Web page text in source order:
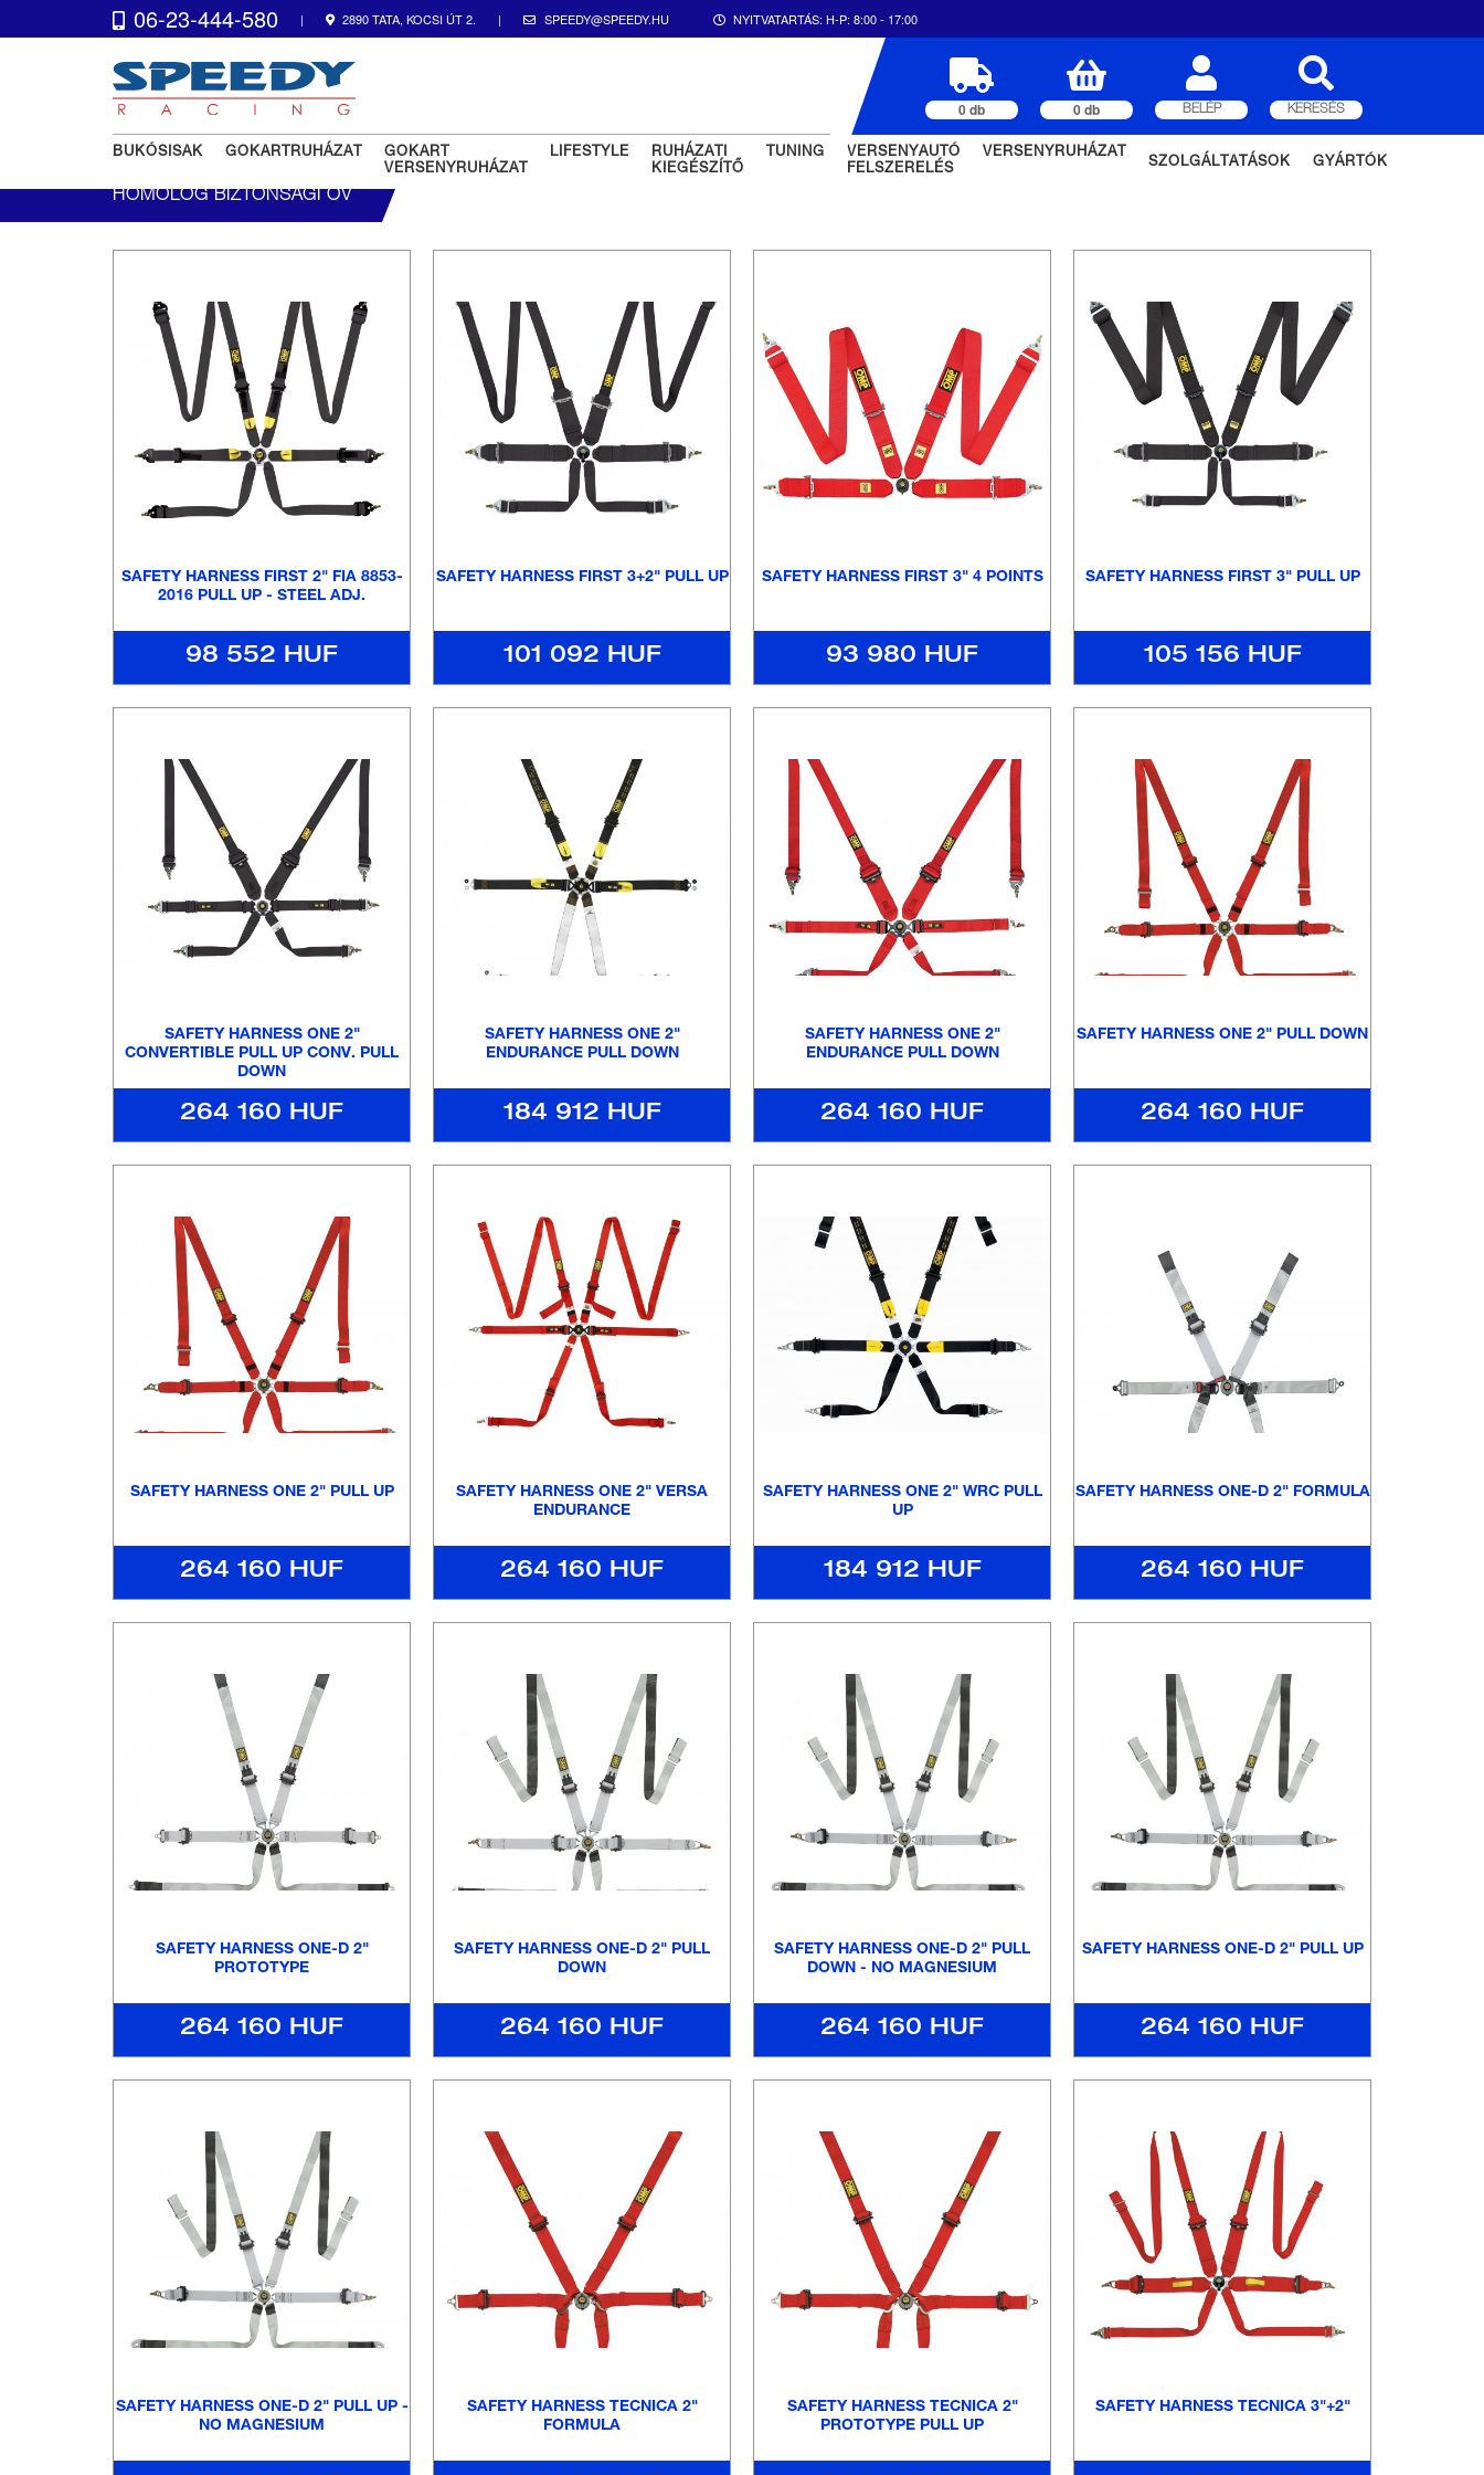
06-23-444-580 | 2890 TATA, KOCSI ÚT 2. | SPEEDY@SPEEDY.HU NYITVATARTÁS: H-P: 8:00 - 17:00
0 db 0 db BELÉP KERESÉS
BUKÓSISAK GOKARTRUHÁZAT
GOKART
VERSENYRUHÁZAT
LIFESTYLE
RUHÁZATI
KIEGÉSZÍTŐ
TUNING
VERSENYAUTÓ
FELSZERELÉS
VERSENYRUHÁZAT
SZOLGÁLTATÁSOK GYÁRTÓK
HOMOLÓG BIZTONSÁGI ÖV
SAFETY HARNESS FIRST 2" FIA 8853-
2016 PULL UP - STEEL ADJ.
98 552 HUF
SAFETY HARNESS FIRST 3+2" PULL UP
101 092 HUF
SAFETY HARNESS FIRST 3" 4 POINTS
93 980 HUF
SAFETY HARNESS FIRST 3" PULL UP
105 156 HUF
SAFETY HARNESS ONE 2"
CONVERTIBLE PULL UP CONV. PULL
DOWN
264 160 HUF
SAFETY HARNESS ONE 2"
ENDURANCE PULL DOWN
184 912 HUF
SAFETY HARNESS ONE 2"
ENDURANCE PULL DOWN
264 160 HUF
SAFETY HARNESS ONE 2" PULL DOWN
264 160 HUF
SAFETY HARNESS ONE 2" PULL UP
264 160 HUF
SAFETY HARNESS ONE 2" VERSA
ENDURANCE
264 160 HUF
SAFETY HARNESS ONE 2" WRC PULL
UP
184 912 HUF
SAFETY HARNESS ONE-D 2" FORMULA
264 160 HUF
SAFETY HARNESS ONE-D 2"
PROTOTYPE
264 160 HUF
SAFETY HARNESS ONE-D 2" PULL
DOWN
264 160 HUF
SAFETY HARNESS ONE-D 2" PULL
DOWN - NO MAGNESIUM
264 160 HUF
SAFETY HARNESS ONE-D 2" PULL UP
264 160 HUF
SAFETY HARNESS ONE-D 2" PULL UP -
NO MAGNESIUM
SAFETY HARNESS TECNICA 2"
FORMULA
SAFETY HARNESS TECNICA 2"
PROTOTYPE PULL UP
SAFETY HARNESS TECNICA 3"+2"